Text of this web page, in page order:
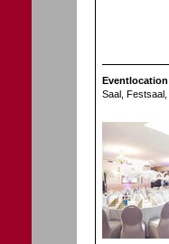
Eventlocation
Saal, Festsaal